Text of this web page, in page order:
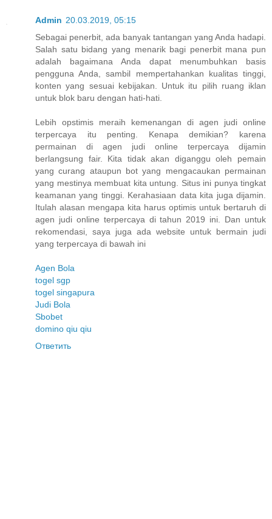
Admin 20.03.2019, 05:15
Sebagai penerbit, ada banyak tantangan yang Anda hadapi.
Salah satu bidang yang menarik bagi penerbit mana pun
adalah bagaimana Anda dapat menumbuhkan basis
pengguna Anda, sambil mempertahankan kualitas tinggi,
konten yang sesuai kebijakan. Untuk itu pilih ruang iklan
untuk blok baru dengan hati-hati.
Lebih opstimis meraih kemenangan di agen judi online
terpercaya itu penting. Kenapa demikian? karena
permainan di agen judi online terpercaya dijamin
berlangsung fair. Kita tidak akan diganggu oleh pemain
yang curang ataupun bot yang mengacaukan permainan
yang mestinya membuat kita untung. Situs ini punya tingkat
keamanan yang tinggi. Kerahasiaan data kita juga dijamin.
Itulah alasan mengapa kita harus optimis untuk bertaruh di
agen judi online terpercaya di tahun 2019 ini. Dan untuk
rekomendasi, saya juga ada website untuk bermain judi
yang terpercaya di bawah ini
Agen Bola
togel sgp
togel singapura
Judi Bola
Sbobet
domino qiu qiu
Ответить